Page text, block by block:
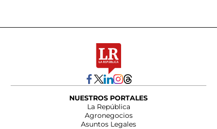
NUESTROS PORTALES
La República
Agronegocios
Asuntos Legales